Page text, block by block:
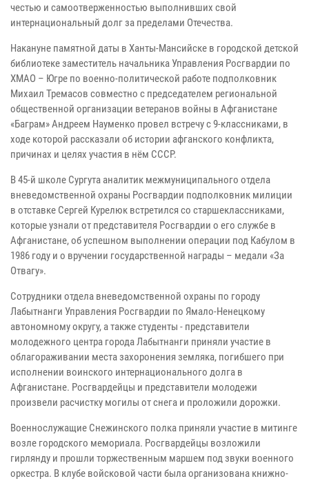
честью и самоотверженностью выполнивших свой
интернациональный долг за пределами Отечества.
Накануне памятной даты в Ханты-Мансийске в городской детской
библиотеке заместитель начальника Управления Росгвардии по
ХМАО – Югре по военно-политической работе подполковник
Михаил Тремасов совместно с председателем региональной
общественной организации ветеранов войны в Афганистане
«Баграм» Андреем Науменко провел встречу с 9-классниками, в
ходе которой рассказали об истории афганского конфликта,
причинах и целях участия в нём СССР.
В 45-й школе Сургута аналитик межмуниципального отдела
вневедомственной охраны Росгвардии подполковник милиции
в отставке Сергей Курелюк встретился со старшеклассниками,
которые узнали от представителя Росгвардии о его службе в
Афганистане, об успешном выполнении операции под Кабулом в
1986 году и о вручении государственной награды – медали «За
Отвагу».
Сотрудники отдела вневедомственной охраны по городу
Лабытнанги Управления Росгвардии по Ямало-Ненецкому
автономному округу, а также студенты - представители
молодежного центра города Лабытнанги приняли участие в
облагораживании места захоронения земляка, погибшего при
исполнении воинского интернационального долга в
Афганистане. Росгвардейцы и представители молодежи
произвели расчистку могилы от снега и проложили дорожки.
Военнослужащие Снежинского полка приняли участие в митинге
возле городского мемориала. Росгвардейцы возложили
гирлянду и прошли торжественным маршем под звуки военного
оркестра. В клубе войсковой части была организована книжно-